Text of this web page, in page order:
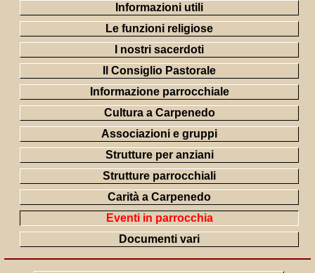
Informazioni utili
Le funzioni religiose
I nostri sacerdoti
Il Consiglio Pastorale
Informazione parrocchiale
Cultura a Carpenedo
Associazioni e gruppi
Strutture per anziani
Strutture parrocchiali
Carità a Carpenedo
Eventi in parrocchia
Documenti vari